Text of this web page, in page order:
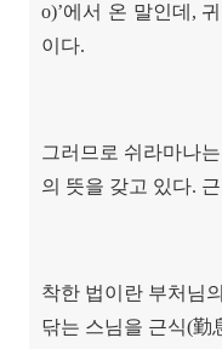
o)’에서 온 말인데 ,
이다.
그러므로 쉬라마나
의 뜻을 갖고 있다.
착한 법이란 부처님
닦는 스님을 근식(勤